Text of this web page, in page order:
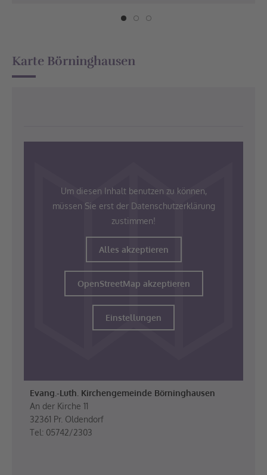
Karte Börninghausen
Um diesen Inhalt benutzen zu können,
müssen Sie erst der Datenschutzerklärung
zustimmen!
Alles akzeptieren
OpenStreetMap akzeptieren
Einstellungen
Evang.-Luth. Kirchengemeinde Börninghausen
An der Kirche 11
32361 Pr. Oldendorf
Tel: 05742/2303